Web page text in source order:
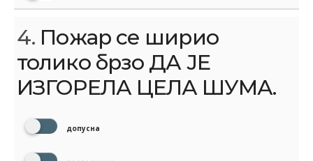
4. Пожар се ширио
толико брзо ДА ЈЕ
ИЗГОРЕЛА ЦЕЛА ШУМА.
допусна